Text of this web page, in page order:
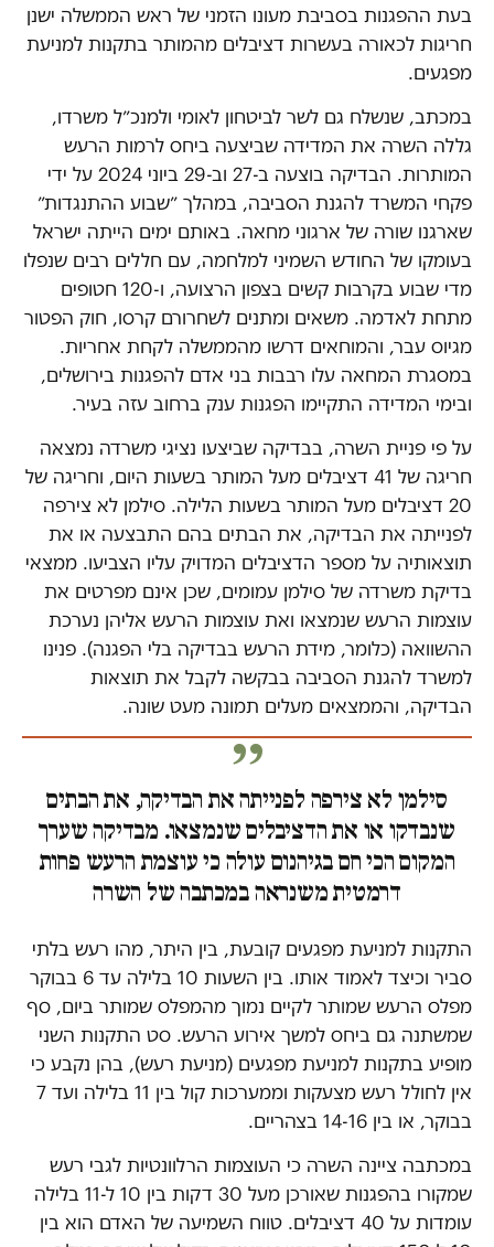
בעת ההפגנות בסביבת מעונו הזמני של ראש הממשלה ישנן
חריגות לכאורה בעשרות דציבלים מהמותר בתקנות למניעת
מפגעים.
במכתב, שנשלח גם לשר לביטחון לאומי ולמנכ״ל משרדו,
גללה השרה את המדידה שביצעה ביחס לרמות הרעש
המותרות. הבדיקה בוצעה ב-27 וב-29 ביוני 2024 על ידי
פקחי המשרד להגנת הסביבה, במהלך ״שבוע ההתנגדות״
שארגנו שורה של ארגוני מחאה. באותם ימים הייתה ישראל
בעומקו של החודש השמיני למלחמה, עם חללים רבים שנפלו
מדי שבוע בקרבות קשים בצפון הרצועה, ו-120 חטופים
מתחת לאדמה. משאים ומתנים לשחרורם קרסו, חוק הפטור
מגיוס עבר, והמוחאים דרשו מהממשלה לקחת אחריות.
במסגרת המחאה עלו רבבות בני אדם להפגנות בירושלים,
ובימי המדידה התקיימו הפגנות ענק ברחוב עזה בעיר.
על פי פניית השרה, בבדיקה שביצעו נציגי משרדה נמצאה
חריגה של 41 דציבלים מעל המותר בשעות היום, וחריגה של
20 דציבלים מעל המותר בשעות הלילה. סילמן לא צירפה
לפנייתה את הבדיקה, את הבתים בהם התבצעה או את
תוצאותיה על מספר הדציבלים המדויק עליו הצביעו. ממצאי
בדיקת משרדה של סילמן עמומים, שכן אינם מפרטים את
עוצמות הרעש שנמצאו ואת עוצמות הרעש אליהן נערכת
ההשוואה (כלומר, מידת הרעש בבדיקה בלי הפגנה). פנינו
למשרד להגנת הסביבה בבקשה לקבל את תוצאות
הבדיקה, והממצאים מעלים תמונה מעט שונה.
סילמן לא צירפה לפנייתה את הבדיקה, את הבתים
שנבדקו או את הדציבלים שנמצאו. מבדיקה שערך
המקום הכי חם בגיהנום עולה כי עוצמת הרעש פחות
דרמטית משנראה במכתבה של השרה
התקנות למניעת מפגעים קובעת, בין היתר, מהו רעש בלתי
סביר וכיצד לאמוד אותו. בין השעות 10 בלילה עד 6 בבוקר
מפלס הרעש שמותר לקיים נמוך מהמפלס שמותר ביום, סף
שמשתנה גם ביחס למשך אירוע הרעש. סט התקנות השני
מופיע בתקנות למניעת מפגעים (מניעת רעש), בהן נקבע כי
אין לחולל רעש מצעקות וממערכות קול בין 11 בלילה ועד 7
בבוקר, או בין 14-16 בצהריים.
במכתבה ציינה השרה כי העוצמות הרלוונטיות לגבי רעש
שמקורו בהפגנות שאורכן מעל 30 דקות בין 10 ל-11 בלילה
עומדות על 40 דציבלים. טווח השמיעה של האדם הוא בין